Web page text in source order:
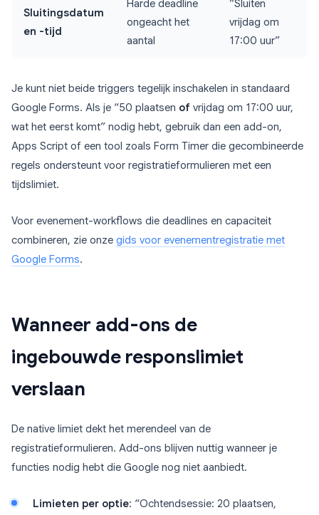
Sluitingsdatum
en -tijd
Harde deadline
ongeacht het
aantal
”Sluiten
vrijdag om
17:00 uur”
Je kunt niet beide triggers tegelijk inschakelen in standaard
Google Forms. Als je “50 plaatsen of vrijdag om 17:00 uur,
wat het eerst komt” nodig hebt, gebruik dan een add-on,
Apps Script of een tool zoals Form Timer die gecombineerde
regels ondersteunt voor registratieformulieren met een
tijdslimiet.
Voor evenement-workflows die deadlines en capaciteit
combineren, zie onze gids voor evenementregistratie met
Google Forms.
Wanneer add-ons de
ingebouwde responslimiet
verslaan
De native limiet dekt het merendeel van de
registratieformulieren. Add-ons blijven nuttig wanneer je
functies nodig hebt die Google nog niet aanbiedt.
Limieten per optie: “Ochtendsessie: 20 plaatsen,